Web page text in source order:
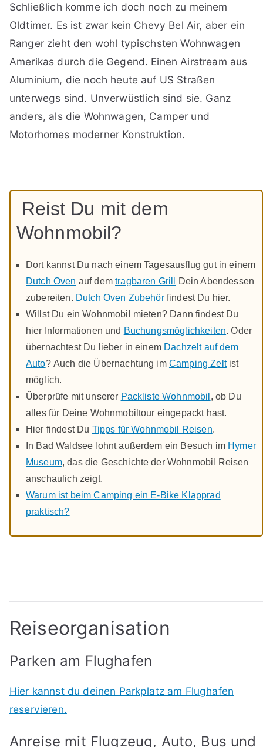
Schließlich komme ich doch noch zu meinem
Oldtimer. Es ist zwar kein Chevy Bel Air, aber ein
Ranger zieht den wohl typischsten Wohnwagen
Amerikas durch die Gegend. Einen Airstream aus
Aluminium, die noch heute auf US Straßen
unterwegs sind. Unverwüstlich sind sie. Ganz
anders, als die Wohnwagen, Camper und
Motorhomes moderner Konstruktion.
Reist Du mit dem
Wohnmobil?
Dort kannst Du nach einem Tagesausflug gut in einem
Dutch Oven auf demtragbaren Grill
Dein Abendessen
zubereiten. Dutch Oven Zubehörfindest Du hier.
Willst Du ein Wohnmobil mieten? Dann findest Du
hier Informationen und Buchungsmöglichkeiten. Oder
übernachtest Du lieber in einem Dachzelt auf dem
Auto? Auch die Übernachtung im Camping Zeltist
möglich.
Überprüfe mit unserer Packliste Wohnmobil , ob Du
alles für Deine Wohnmobiltour eingepackt hast.
Hier findest Du Tipps für Wohnmobil Reisen.
In Bad Waldsee lohnt außerdem ein Besuch im Hymer
Museum, das die Geschichte der Wohnmobil Reisen
anschaulich zeigt.
Warum ist beim Camping ein E-Bike Klapprad
praktisch?
Reiseorganisation
Parken am Flughafen
Hier kannst du deinen Parkplatz am Flughafen
reservieren.
Anreise mit Flugzeug, Auto, Bus und